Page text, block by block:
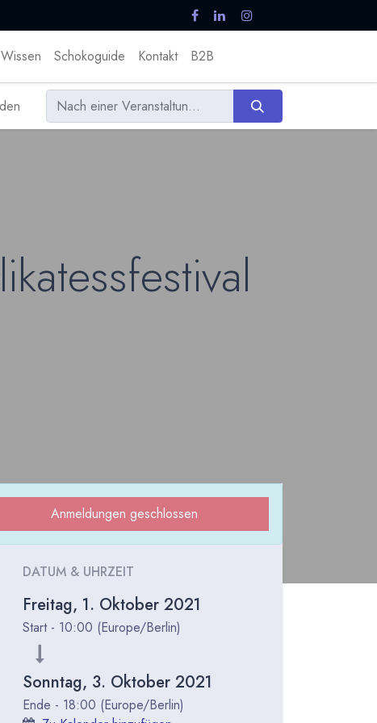
Wissen Schokoguide Kontakt B2B
Anmeldungen geschlossen
DATUM & UHRZEIT
Freitag, 1. Oktober 2021
Start - 10:00 (Europe/Berlin)
Sonntag, 3. Oktober 2021
Ende - 18:00 (Europe/Berlin)